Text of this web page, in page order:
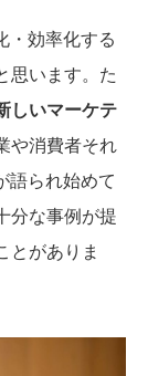
・効率化する
思います。た
しいマーケテ
や消費者それ
語られ始めて
分な事例が提
とがありま